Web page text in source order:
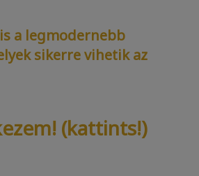
a legmodernebb
sikerre vihetik az
(kattints!)